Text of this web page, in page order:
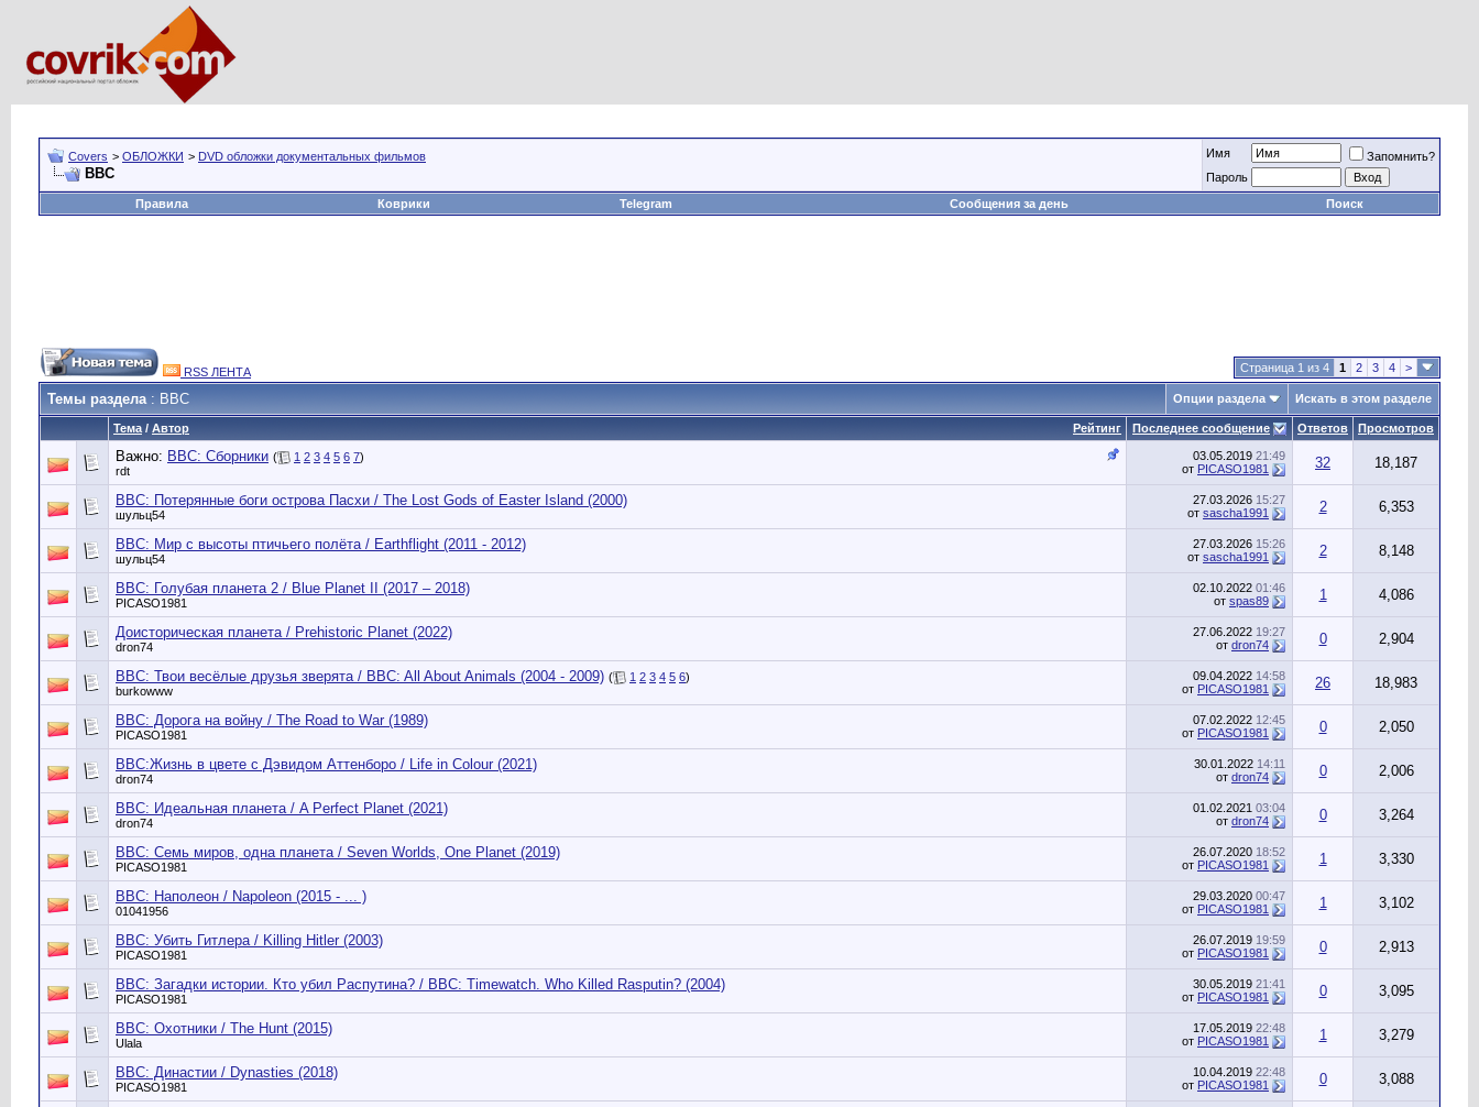
Covers > ОБЛОЖКИ > DVD обложки документальных фильмов
BBC
Имя
Запомнить?
Пароль
Правила
Коврики Telegram Сообщения за день Поиск
RSS ЛЕНТА Страница 1 из 4 1 2 3 4 >
Темы раздела: BBC Опции раздела Искать в этом разделе
Рейтинг
Тема / Автор Последнее сообщение Ответов Просмотров
Важно: BBC: Сборники ( 1 2 3 4 5 6 7)
rdt
03.05.2019 21:49
от PICASO1981 32 18,187
BBC: Потерянные боги острова Пасхи / The Lost Gods of Easter Island (2000)
шульц54
27.03.2026 15:27
от sascha1991 2 6,353
BBC: Мир с высоты птичьего полёта / Earthflight (2011 - 2012)
шульц54
27.03.2026 15:26
от sascha1991 2 8,148
BBC: Голубая планета 2 / Blue Planet II (2017 – 2018)
PICASO1981
02.10.2022 01:46
от spas89 1 4,086
Доисторическая планета / Prehistoric Planet (2022)
dron74
27.06.2022 19:27
от dron74 0 2,904
BBC: Твои весёлые друзья зверята / BBC: All About Animals (2004 - 2009) ( 1 2 3 4 5 6)
burkowww
09.04.2022 14:58
от PICASO1981 26 18,983
BBC: Дорога на войну / The Road to War (1989)
PICASO1981
07.02.2022 12:45
от PICASO1981 0 2,050
BBC:Жизнь в цвете с Дэвидом Аттенборо / Life in Colour (2021)
dron74
30.01.2022 14:11
от dron74 0 2,006
BBC: Идеальная планета / A Perfect Planet (2021)
dron74
01.02.2021 03:04
от dron74 0 3,264
BBC: Семь миров, одна планета / Seven Worlds, One Planet (2019)
PICASO1981
26.07.2020 18:52
от PICASO1981 1 3,330
BBC: Наполеон / Napoleon (2015 - ... )
01041956
29.03.2020 00:47
от PICASO1981 1 3,102
BBC: Убить Гитлера / Killing Hitler (2003)
PICASO1981
26.07.2019 19:59
от PICASO1981 0 2,913
BBC: Загадки истории. Кто убил Распутина? / BBC: Timewatch. Who Killed Rasputin? (2004)
PICASO1981
30.05.2019 21:41
от PICASO1981 0 3,095
BBC: Охотники / The Hunt (2015)
Ulala
17.05.2019 22:48
от PICASO1981 1 3,279
BBC: Династии / Dynasties (2018)
PICASO1981
10.04.2019 22:48
от PICASO1981 0 3,088